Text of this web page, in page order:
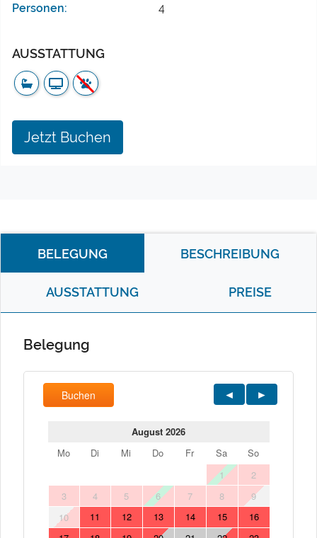
Personen:
4
AUSSTATTUNG
Jetzt Buchen
BELEGUNG BESCHREIBUNG
AUSSTATTUNG PREISE
Belegung